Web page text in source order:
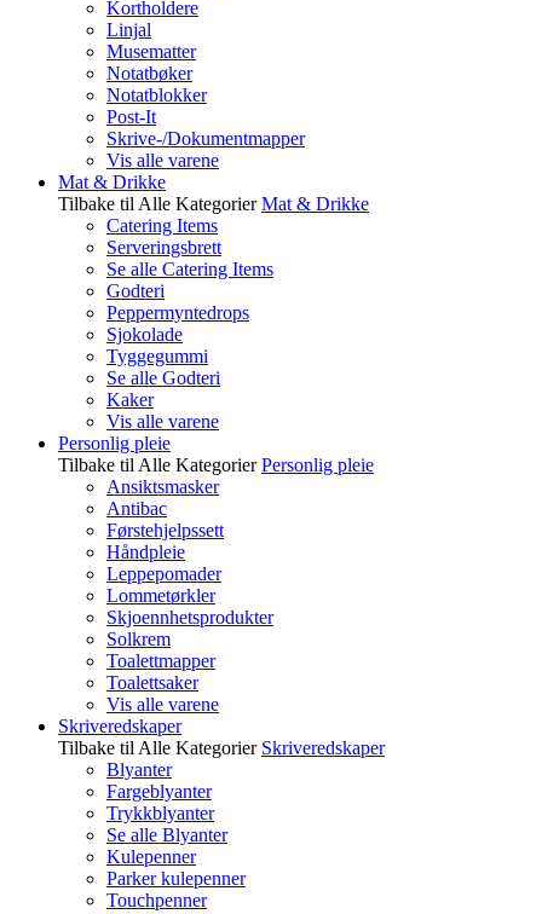
Kortholdere
Linjal
Musematter
Notatbøker
Notatblokker
Post-It
Skrive-/Dokumentmapper
Vis alle varene
Mat & Drikke
Tilbake til Alle Kategorier Mat & Drikke
Catering Items
Serveringsbrett
Se alle Catering Items
Godteri
Peppermyntedrops
Sjokolade
Tyggegummi
Se alle Godteri
Kaker
Vis alle varene
Personlig pleie
Tilbake til Alle Kategorier Personlig pleie
Ansiktsmasker
Antibac
Førstehjelpssett
Håndpleie
Leppepomader
Lommetørkler
Skjoennhetsprodukter
Solkrem
Toalettmapper
Toalettsaker
Vis alle varene
Skriveredskaper
Tilbake til Alle Kategorier Skriveredskaper
Blyanter
Fargeblyanter
Trykkblyanter
Se alle Blyanter
Kulepenner
Parker kulepenner
Touchpenner